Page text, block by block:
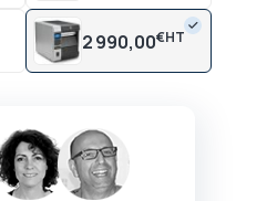
2 990,00€